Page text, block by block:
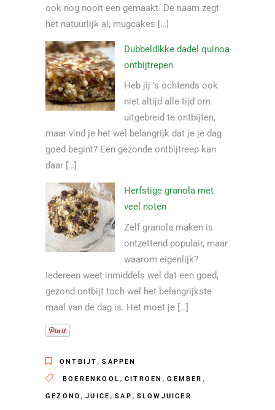
ook nog nooit een gemaakt. De naam zegt
het natuurlijk al; mugcakes […]
Dubbeldikke dadel quinoa
ontbijtrepen
Heb jij ’s ochtends ook
niet altijd alle tijd om
uitgebreid te ontbijten,
maar vind je het wel belangrijk dat je je dag
goed begint? Een gezonde ontbijtreep kan
daar […]
Herfstige granola met
veel noten
Zelf granola maken is
ontzettend populair, maar
waarom eigenlijk?
Iedereen weet inmiddels wel dat een goed,
gezond ontbijt toch wel het belangrijkste
maal van de dag is. Het moet je […]
ONTBIJT ,SAPPEN
BOERENKOOL , CITROEN ,GEMBER ,
GEZOND ,JUICE ,SAP , SLOWJUICER